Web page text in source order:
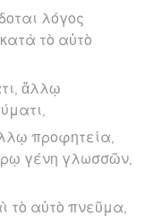
λόγος
τὸ αὐτὸ
ἄλλῳ
προφητεία,
γένη γλωσσῶν,
τὸ αὐτὸ πνεῦμα,